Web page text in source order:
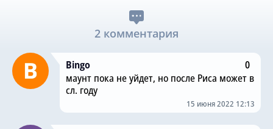
2 комментария
Bingo
0
маунт пока не уйдет, но после Риса может в
сл. году
15 июня 2022 12:13